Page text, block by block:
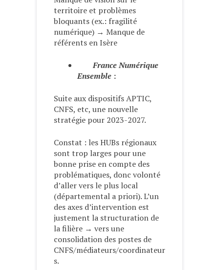
territoire et problèmes
bloquants (ex.: fragilité
numérique) → Manque de
référents en Isère
France Numérique
Ensemble :
Suite aux dispositifs APTIC,
CNFS, etc, une nouvelle
stratégie pour 2023-2027.
Constat : les HUBs régionaux
sont trop larges pour une
bonne prise en compte des
problématiques, donc volonté
d’aller vers le plus local
(départemental a priori). L’un
des axes d’intervention est
justement la structuration de
la filière → vers une
consolidation des postes de
CNFS/médiateurs/coordinateur
s.